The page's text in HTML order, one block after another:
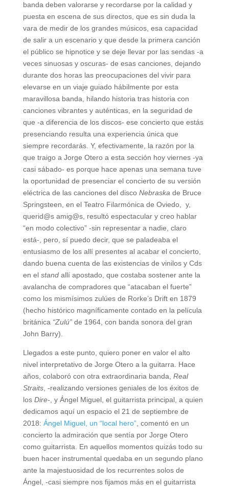
banda deben valorarse y recordarse por la calidad y
puesta en escena de sus directos, que es sin duda la
vara de medir de los grandes músicos, esa capacidad
de salir a un escenario y que desde la primera canción
el público se hipnotice y se deje llevar por las sendas -a
veces sinuosas y oscuras- de esas canciones, dejando
durante dos horas las preocupaciones del vivir para
elevarse en un viaje guiado hábilmente por esta
maravillosa banda, hilando historia tras historia con
canciones vibrantes y auténticas, en la seguridad de
que -a diferencia de los discos- ese concierto que estás
presenciando resulta una experiencia única que
siempre recordarás. Y, efectivamente, la razón por la
que traigo a Jorge Otero a esta sección hoy viernes -ya
casi sábado- es porque hace apenas una semana tuve
la oportunidad de presenciar el concierto de su versión
eléctrica de las canciones del disco Nebraskade Bruce
Springsteen, en el Teatro Filarmónica de Oviedo, y,
querid@s amig@s, resultó espectacular y creo hablar
“en modo colectivo” -sin representar a nadie, claro
está-, pero, sí puedo decir, que se paladeaba el
entusiasmo de los allí presentes al acabar el concierto,
dando buena cuenta de las existencias de vinilos y Cds
en el standallí apostado, que costaba sostener ante la
avalancha de compradores que “atacaban el fuerte”
como los mismísimos zulúes de Rorke’s Drift en 1879
(hecho histórico magníficamente contado en la película
británica “Zulú”de 1964, con banda sonora del gran
John Barry).
Llegados a este punto, quiero poner en valor el alto
nivel interpretativo de Jorge Otero a la guitarra. Hace
años, colaboró con otra extraordinaria banda, Real
Straits, -realizando versiones geniales de los éxitos de
los Dire-, y Ángel Miguel, el guitarrista principal, a quien
dedicamos aquí un espacio el 21 de septiembre de
2018: Ángel Miguel, un “local hero”, comentó en un
concierto la admiración que sentía por Jorge Otero
como guitarrista. En aquellos momentos quizás todo su
buen hacer instrumental quedaba en un segundo plano
ante la majestuosidad de los recurrentes solos de
Ángel, -casi siempre nos fijamos más en el guitarrista